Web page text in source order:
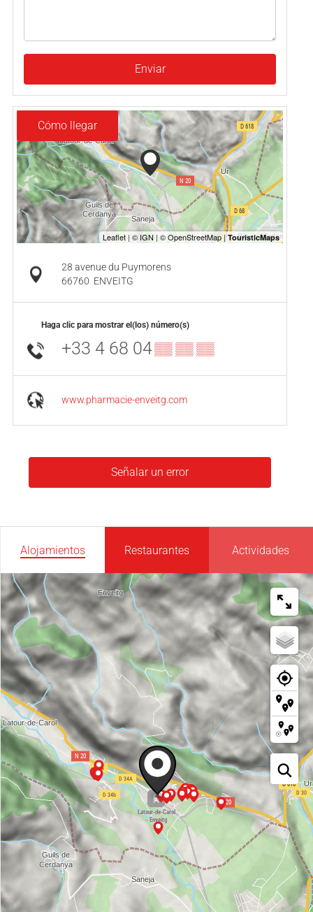
Enviar
Cómo llegar
28 avenue du Puymorens
66760 ENVEITG
Haga clic para mostrar el(los) número(s)
+33 4 68 04▒▒ ▒▒ ▒▒
www.pharmacie-enveitg.com
Señalar un error
Alojamientos Restaurantes Actividades